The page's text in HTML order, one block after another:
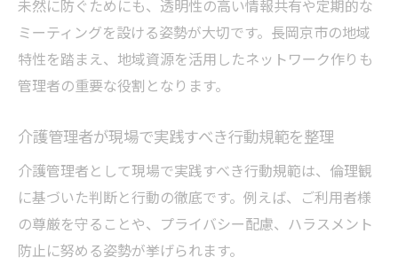
未然に防ぐためにも、透明性の高い情報共有や定期的な
ミーティングを設ける姿勢が大切です。長岡京市の地域
特性を踏まえ、地域資源を活用したネットワーク作りも
管理者の重要な役割となります。
介護管理者が現場で実践すべき行動規範を整理
介護管理者として現場で実践すべき行動規範は、倫理観
に基づいた判断と行動の徹底です。例えば、ご利用者様
の尊厳を守ることや、プライバシー配慮、ハラスメント
防止に努める姿勢が挙げられます。